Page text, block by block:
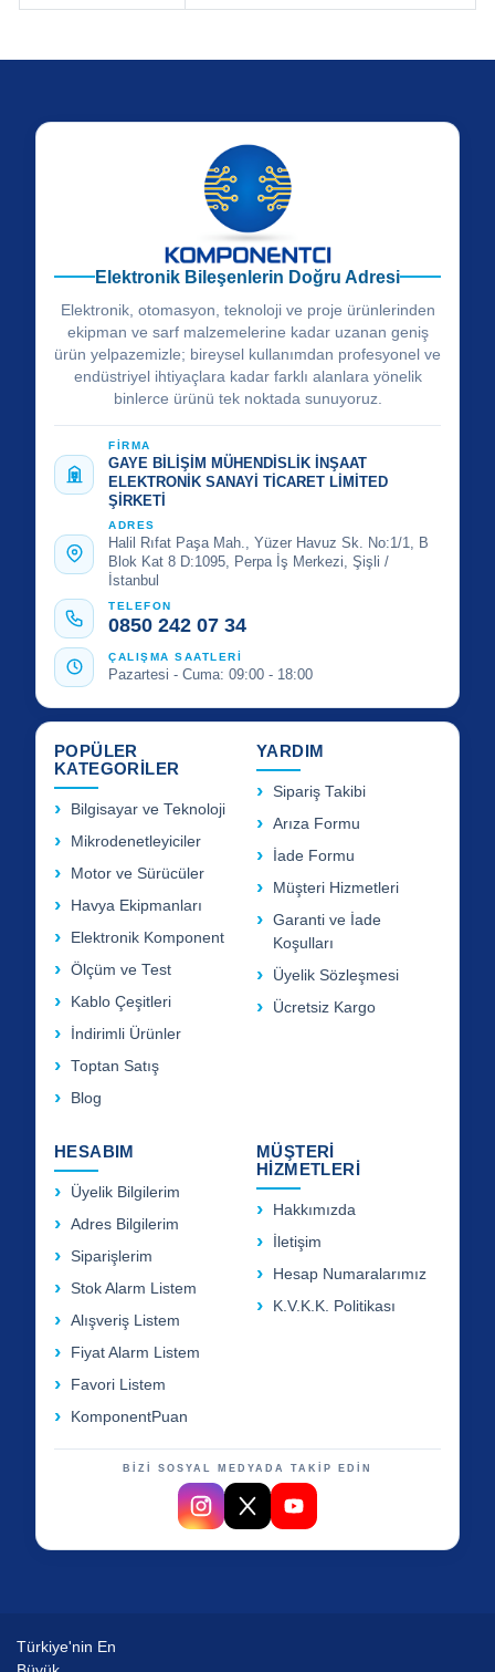
Elektronik Bileşenlerin Doğru Adresi
Elektronik, otomasyon, teknoloji ve proje ürünlerinden
ekipman ve sarf malzemelerine kadar uzanan geniş
ürün yelpazemizle; bireysel kullanımdan profesyonel ve
endüstriyel ihtiyaçlara kadar farklı alanlara yönelik
binlerce ürünü tek noktada sunuyoruz.
FİRMA
GAYE BİLİŞİM MÜHENDİSLİK İNŞAAT
ELEKTRONİK SANAYİ TİCARET LİMİTED
ŞİRKETİ
ADRES
Halil Rıfat Paşa Mah., Yüzer Havuz Sk. No:1/1, B
Blok Kat 8 D:1095, Perpa İş Merkezi, Şişli /
İstanbul
TELEFON
0850 242 07 34
ÇALIŞMA SAATLERİ
Pazartesi - Cuma: 09:00 - 18:00
POPÜLER
KATEGORİLER
Bilgisayar ve Teknoloji
Mikrodenetleyiciler
Motor ve Sürücüler
Havya Ekipmanları
Elektronik Komponent
Ölçüm ve Test
Kablo Çeşitleri
İndirimli Ürünler
Toptan Satış
Blog
YARDIM
Sipariş Takibi
Arıza Formu
İade Formu
Müşteri Hizmetleri
Garanti ve İade
Koşulları
Üyelik Sözleşmesi
Ücretsiz Kargo
HESABIM
Üyelik Bilgilerim
Adres Bilgilerim
Siparişlerim
Stok Alarm Listem
Alışveriş Listem
Fiyat Alarm Listem
Favori Listem
KomponentPuan
MÜŞTERİ
HİZMETLERİ
Hakkımızda
İletişim
Hesap Numaralarımız
K.V.K.K. Politikası
BİZİ SOSYAL MEDYADA TAKİP EDİN
Türkiye'nin En